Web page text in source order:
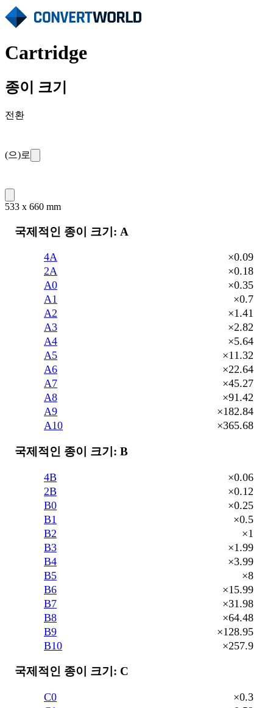
Cartridge
종이 크기
전환
(으)로
533 x 660 mm
국제적인 종이 크기: A
4A
×0.09
2A
×0.18
A0
×0.35
A1
×0.7
A2
×1.41
A3
×2.82
A4
×5.64
A5
×11.32
A6
×22.64
A7
×45.27
A8
×91.42
A9
×182.84
A10
×365.68
국제적인 종이 크기: B
4B
×0.06
2B
×0.12
B0
×0.25
B1
×0.5
B2
×1
B3
×1.99
B4
×3.99
B5
×8
B6
×15.99
B7
×31.98
B8
×64.48
B9
×128.95
B10
×257.9
국제적인 종이 크기: C
C0
×0.3